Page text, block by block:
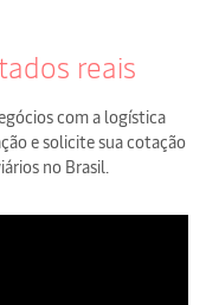
reais
com a logística
e solicite sua cotação
no Brasil.